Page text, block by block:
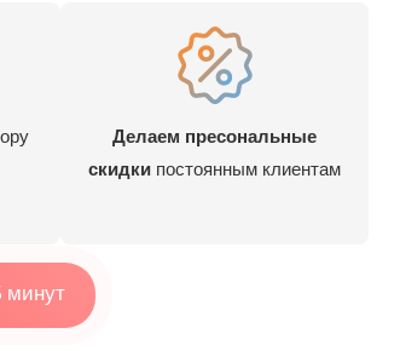
Делаем пресональные
скидки постоянным клиентам
минут